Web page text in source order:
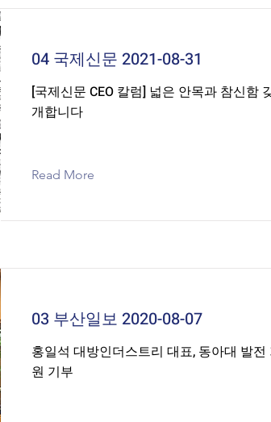
04 국제신문 2021-08-31
[국제신문 CEO 칼럼] 넓은 안목과 참신함
개합니다
Read More
03 부산일보 2020-08-07
홍일석 대방인더스트리 대표, 동아대 발전
원 기부